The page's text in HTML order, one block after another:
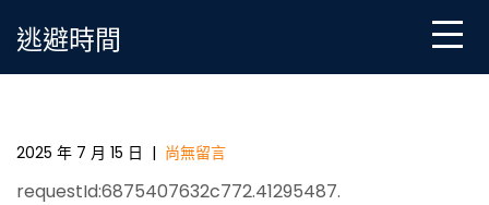
逃避時間
老廣們“執中藥”首選——記采芝林“堅持本查包養色，
2025 年 7 月 15 日 | 尚無留言
requestId:6875407632c772.41295487.